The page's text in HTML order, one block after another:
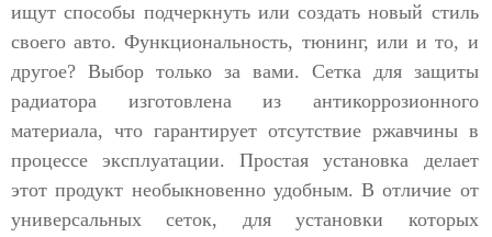
ищут способы подчеркнуть или создать новый стиль
своего авто. Функциональность, тюнинг, или и то, и
другое? Выбор только за вами. Сетка для защиты
радиатора изготовлена из антикоррозионного
материала, что гарантирует отсутствие ржавчины в
процессе эксплуатации. Простая установка делает
этот продукт необыкновенно удобным. В отличие от
универсальных сеток, для установки которых